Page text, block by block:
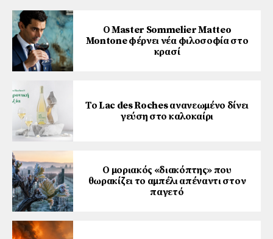
Ο Master Sommelier Matteo
Montone φέρνει νέα φιλοσοφία στο
κρασί
Το Lac des Roches ανανεωμένο δίνει
γεύση στο καλοκαίρι
Ο μοριακός «διακόπτης» που
θωρακίζει το αμπέλι απέναντι στον
παγετό